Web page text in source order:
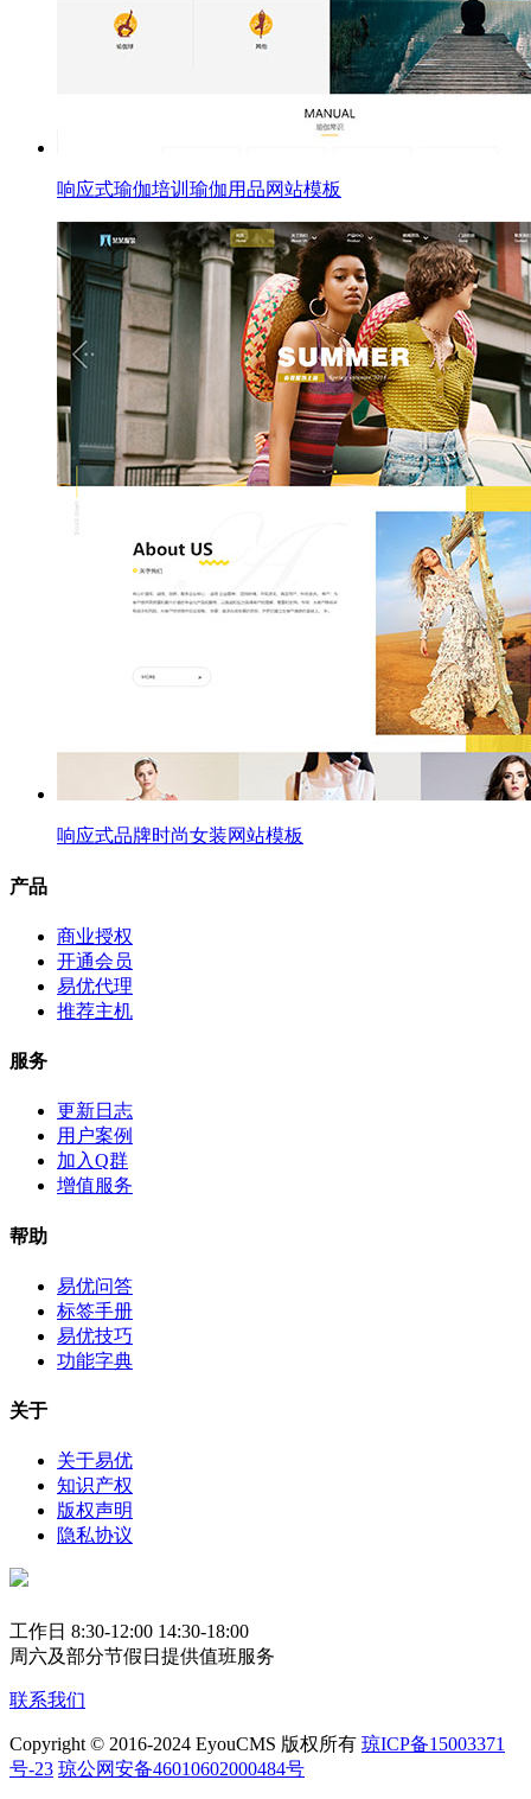
响应式瑜伽培训瑜伽用品网站模板
响应式品牌时尚女装网站模板
产品
商业授权
开通会员
易优代理
推荐主机
服务
更新日志
用户案例
加入Q群
增值服务
帮助
易优问答
标签手册
易优技巧
功能字典
关于
关于易优
知识产权
版权声明
隐私协议
工作日 8:30-12:00 14:30-18:00
周六及部分节假日提供值班服务
联系我们
Copyright © 2016-2024 EyouCMS 版权所有 琼ICP备15003371
号-23 琼公网安备46010602000484号